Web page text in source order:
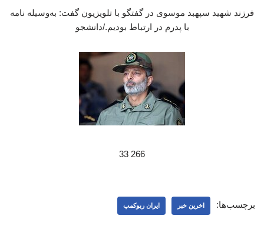
فرزند شهید سپهبد موسوی در گفتگو با تلویزیون گفت: به‌وسیله نامه
با پدرم در ارتباط بودیم./دانشجو
266 33
برچسب‌ها: اخرین خبر ایران ربوکمپ